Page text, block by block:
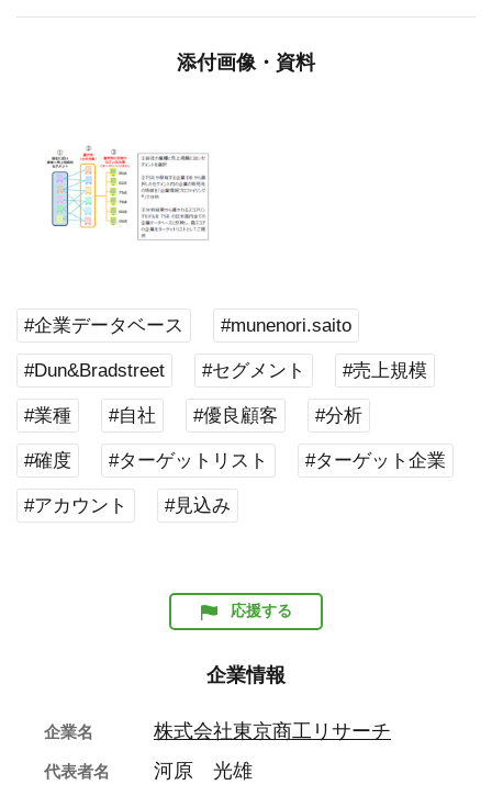
添付画像・資料
#企業データベース #munenori.saito
#Dun&Bradstreet #セグメント #売上規模
#業種 #自社 #優良顧客 #分析
#確度 #ターゲットリスト #ターゲット企業
#アカウント #見込み
応援する
企業情報
企業名 株式会社東京商工リサーチ
代表者名 河原 光雄